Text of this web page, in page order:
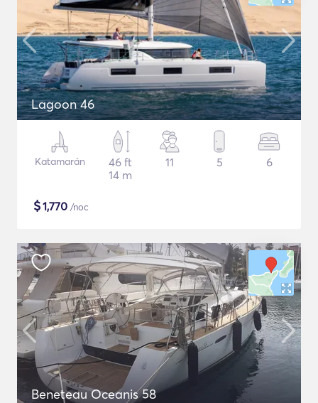
Lagoon 46
Katamarán
46 ft
14 m
11 5 6
$1,770 /noc
Beneteau Oceanis 58